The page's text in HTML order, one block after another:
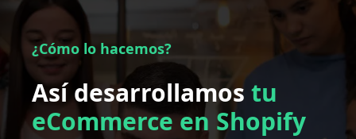
¿Cómo lo hacemos?
Así desarrollamos tu
eCommerce en Shopify